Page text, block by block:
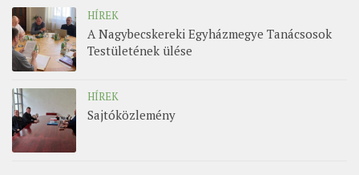
HÍREK
A Nagybecskereki Egyházmegye Tanácsosok
Testületének ülése
HÍREK
Sajtóközlemény